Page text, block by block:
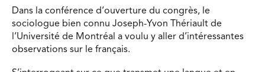
Dans la conférence d’ouverture du congrès, le
sociologue bien connu Joseph-Yvon Thériault de
l’Université de Montréal a voulu y aller d’intéressantes
observations sur le français.